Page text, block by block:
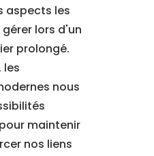
aspects les
lors d'un
prolongé.
les
nous
maintenir
nos liens